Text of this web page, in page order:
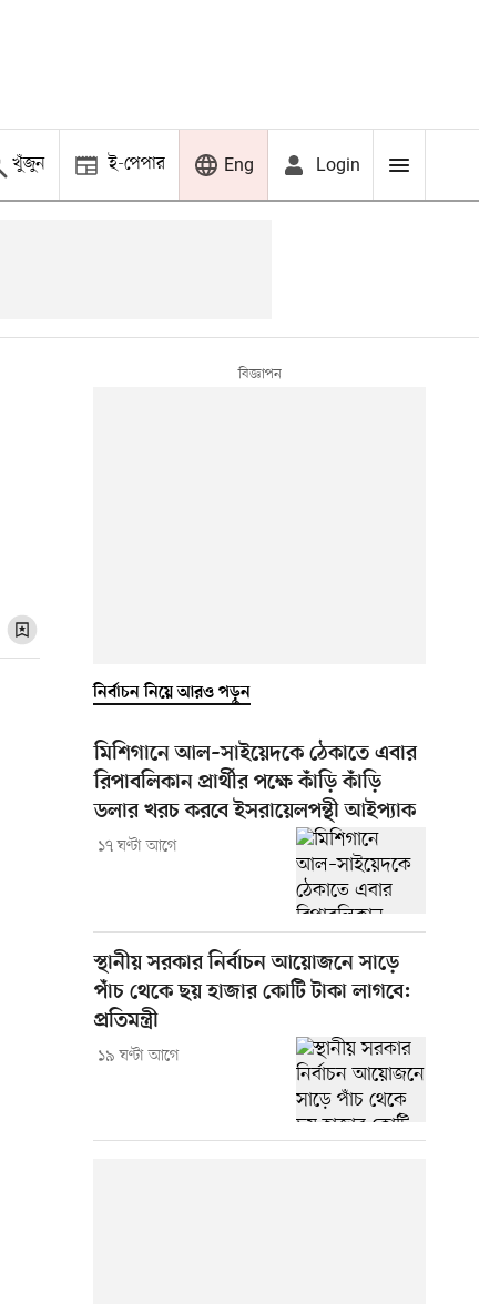
খুঁজুন ই-পেপার Eng Login
নির্বাচন নিয়ে আরও পড়ুন
মিশিগানে আল–সাইয়েদকে ঠেকাতে এবার
রিপাবলিকান প্রার্থীর পক্ষে কাঁড়ি কাঁড়ি
ডলার খরচ করবে ইসরায়েলপন্থী আইপ্যাক
১৭ ঘণ্টা আগে
স্থানীয় সরকার নির্বাচন আয়োজনে সাড়ে
পাঁচ থেকে ছয় হাজার কোটি টাকা লাগবে:
প্রতিমন্ত্রী
১৯ ঘণ্টা আগে